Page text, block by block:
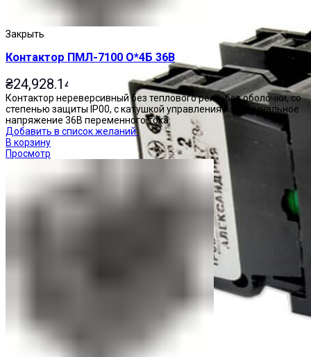
Закрыть
Контактор ПМЛ-7100 О*4Б 36В
₴24,928.14
Контактор нереверсивный без теплового реле, без оболочки, со
степенью защиты IP00, с катушкой управления на номинальное
напряжение 36В переменного тока.
Добавить в список желаний
В корзину
Просмотр